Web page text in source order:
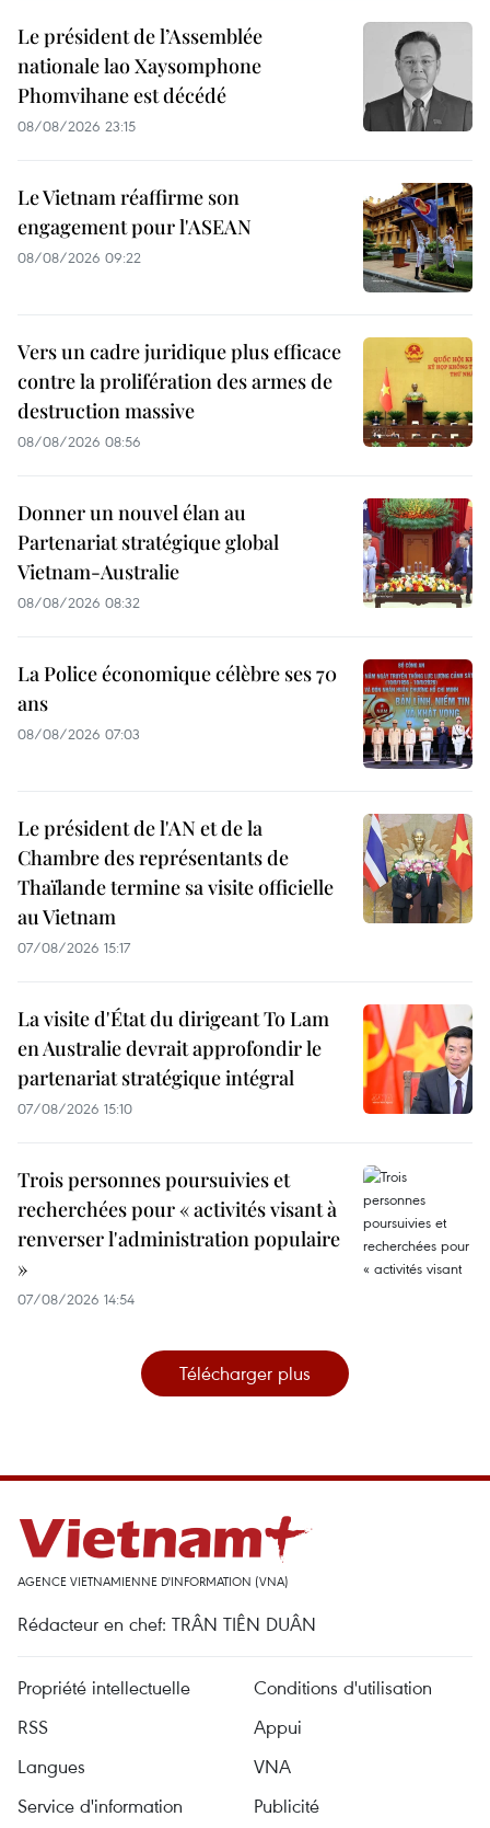
Le président de l’Assemblée
nationale lao Xaysomphone
Phomvihane est décédé
08/08/2026 23:15
Le Vietnam réaffirme son
engagement pour l'ASEAN
08/08/2026 09:22
Vers un cadre juridique plus efficace
contre la prolifération des armes de
destruction massive
08/08/2026 08:56
Donner un nouvel élan au
Partenariat stratégique global
Vietnam-Australie
08/08/2026 08:32
La Police économique célèbre ses 70
ans
08/08/2026 07:03
Le président de l'AN et de la
Chambre des représentants de
Thaïlande termine sa visite officielle
au Vietnam
07/08/2026 15:17
La visite d'État du dirigeant To Lam
en Australie devrait approfondir le
partenariat stratégique intégral
07/08/2026 15:10
Trois personnes poursuivies et
recherchées pour « activités visant à
renverser l'administration populaire
»
07/08/2026 14:54
Télécharger plus
AGENCE VIETNAMIENNE D'INFORMATION (VNA)
Rédacteur en chef: TRÂN TIÊN DUÂN
Propriété intellectuelle
Conditions d'utilisation
RSS
Appui
Langues
VNA
Service d'information
Publicité